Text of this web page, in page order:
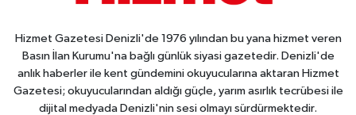
Hizmet Gazetesi Denizli'de 1976 yılından bu yana hizmet veren
Basın İlan Kurumu'na bağlı günlük siyasi gazetedir. Denizli'de
anlık haberler ile kent gündemini okuyucularına aktaran Hizmet
Gazetesi; okuyucularından aldığı güçle, yarım asırlık tecrübesi ile
dijital medyada Denizli'nin sesi olmayı sürdürmektedir.